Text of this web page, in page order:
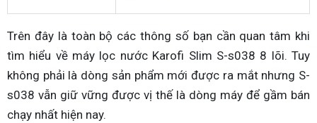
Trên đây là toàn bộ các thông số bạn cần quan tâm khi
tìm hiểu về máy lọc nước Karofi Slim S-s038 8 lõi. Tuy
không phải là dòng sản phẩm mới được ra mắt nhưng S-
s038 vẫn giữ vững được vị thế là dòng máy để gầm bán
chạy nhất hiện nay.